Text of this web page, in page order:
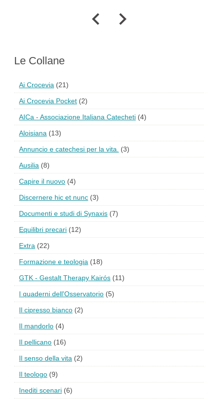
Le Collane
Ai Crocevia (21)
Ai Crocevia Pocket (2)
AICa - Associazione Italiana Catecheti (4)
Aloisiana (13)
Annuncio e catechesi per la vita. (3)
Ausilia (8)
Capire il nuovo (4)
Discernere hic et nunc (3)
Documenti e studi di Synaxis (7)
Equilibri precari (12)
Extra (22)
Formazione e teologia (18)
GTK - Gestalt Therapy Kairós (11)
I quaderni dell'Osservatorio (5)
Il cipresso bianco (2)
Il mandorlo (4)
Il pellicano (16)
Il senso della vita (2)
Il teologo (9)
Inediti scenari (6)